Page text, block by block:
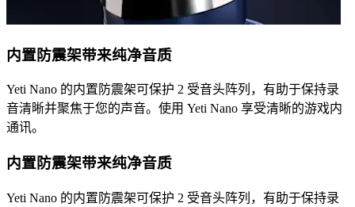
内置防震架带来纯净音质
Yeti Nano 的内置防震架可保护 2 受音头阵列，有助于保持录
音清晰并聚焦于您的声音。使用 Yeti Nano 享受清晰的游戏内
通讯。
内置防震架带来纯净音质
Yeti Nano 的内置防震架可保护 2 受音头阵列，有助于保持录